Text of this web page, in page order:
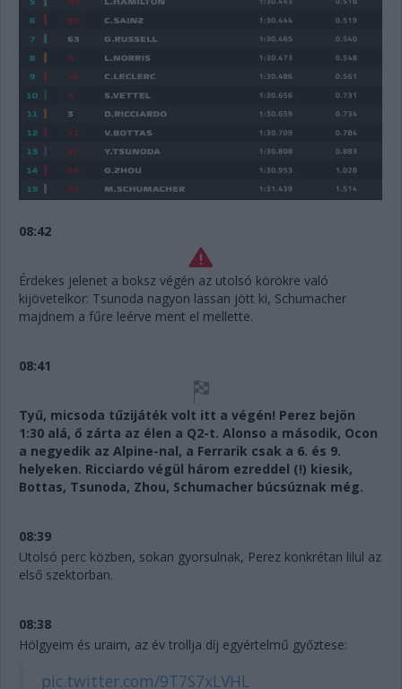
08:42
Érdekes jelenet a boksz végén az utolsó körökre való
kijövetelkor: Tsunoda nagyon lassan jött ki, Schumacher
majdnem a fűre leérve ment el mellette.
08:41
Tyű, micsoda tűzijáték volt itt a végén! Perez bejön
1:30 alá, ő zárta az élen a Q2-t. Alonso a második, Ocon
a negyedik az Alpine-nal, a Ferrarik csak a 6. és 9.
helyeken. Ricciardo végül három ezreddel (!) kiesik,
Bottas, Tsunoda, Zhou, Schumacher búcsúznak még.
08:39
Utolsó perc közben, sokan gyorsulnak, Perez konkrétan lilul az
első szektorban.
08:38
Hölgyeim és uraim, az év trollja díj egyértelmű győztese:
pic.twitter.com/9T7S7xLVHL